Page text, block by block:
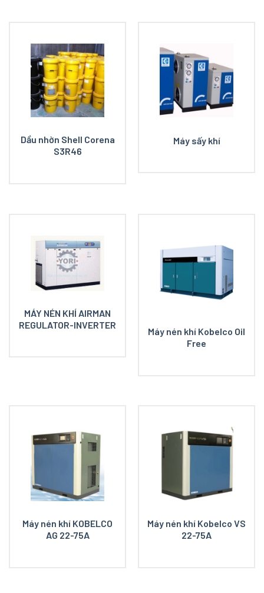
Dầu nhờn Shell Corena
S3R46
Máy sấy khí
MÁY NÉN KHÍ AIRMAN
REGULATOR-INVERTER
Máy nén khí Kobelco Oil
Free
Máy nén khí KOBELCO
AG 22-75A
Máy nén khí Kobelco VS
22-75A